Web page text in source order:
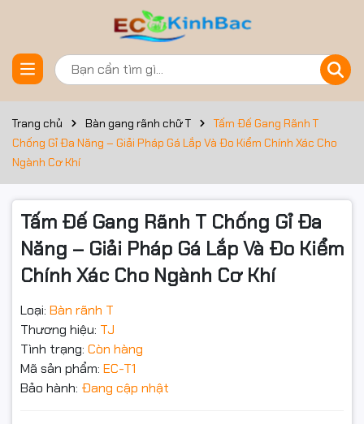
Trang chủ Bàn gang rãnh chữ T
Tấm Đế Gang Rãnh T
Chống Gỉ Đa Năng – Giải Pháp Gá Lắp Và Đo Kiểm Chính Xác Cho
Ngành Cơ Khí
Tấm Đế Gang Rãnh T Chống Gỉ Đa
Năng – Giải Pháp Gá Lắp Và Đo Kiểm
Chính Xác Cho Ngành Cơ Khí
Loại: Bàn rãnh T
Thương hiệu: TJ
Tình trạng: Còn hàng
Mã sản phẩm: EC-T1
Bảo hành: Đang cập nhật
Đặt trước sản phẩm